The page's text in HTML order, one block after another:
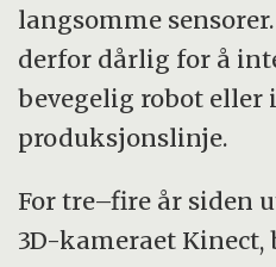
langsomme
derfor dårlig for å
bevegelig robot eller
produksjonslinje.
For tre–fire år siden
3D-kameraet Kinect,